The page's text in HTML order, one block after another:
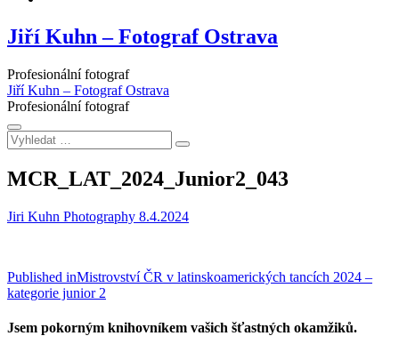
Jiří Kuhn – Fotograf Ostrava
Profesionální fotograf
Jiří Kuhn – Fotograf Ostrava
Profesionální fotograf
Vyhledat
…
MCR_LAT_2024_Junior2_043
Jiri Kuhn Photography 8.4.2024
Navigace
pro
příspěvek
Published inMistrovství ČR v latinskoamerických tancích 2024 –
kategorie junior 2
Jsem pokorným knihovníkem vašich šťastných okamžiků.